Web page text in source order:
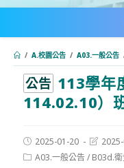
內
/ A.校園公告 / A03.一般公告
公告 113學年
114.02.10）
Post
published:
2025-01-20
Post
PostA03.一般公告/ B03d.